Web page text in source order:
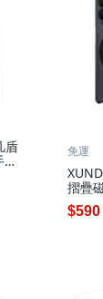
盾
免運
摺疊
$590